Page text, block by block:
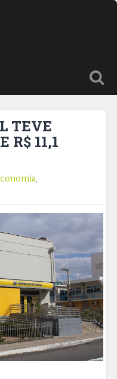
TEVE
R$ 11,1
,